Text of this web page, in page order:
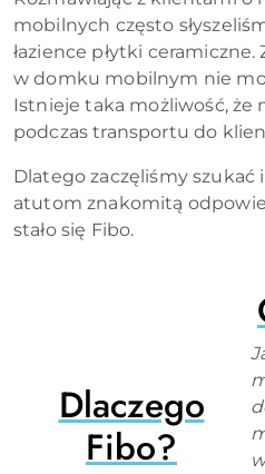
mobilnych często
łazience płytki
w domku mobilnym nie
Istnieje taka możliwość, że
podczas transportu do
Dlatego zaczęliśmy szukać
atutom znakomitą
stało się Fibo.
Dlaczego
Fibo?